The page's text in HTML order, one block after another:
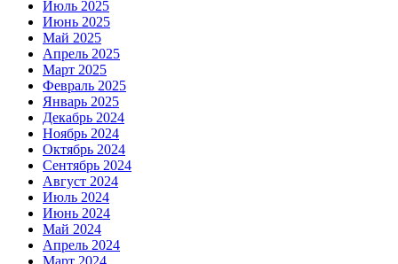
Июль 2025
Июнь 2025
Май 2025
Апрель 2025
Март 2025
Февраль 2025
Январь 2025
Декабрь 2024
Ноябрь 2024
Октябрь 2024
Сентябрь 2024
Август 2024
Июль 2024
Июнь 2024
Май 2024
Апрель 2024
Март 2024